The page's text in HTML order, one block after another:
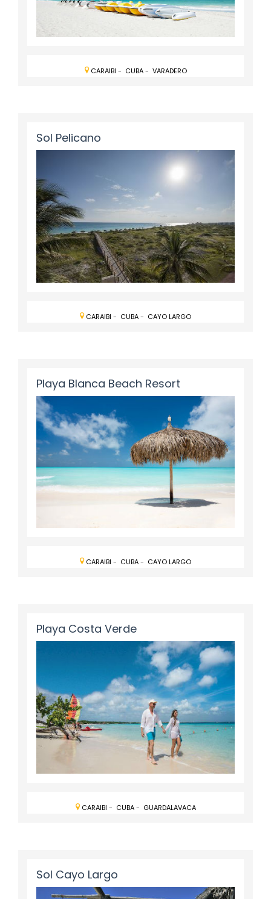
CARAIBI - CUBA- VARADERO
Sol Pelicano
CARAIBI - CUBA- CAYO LARGO
Playa Blanca Beach Resort
CARAIBI - CUBA- CAYO LARGO
Playa Costa Verde
CARAIBI - CUBA- GUARDALAVACA
Sol Cayo Largo